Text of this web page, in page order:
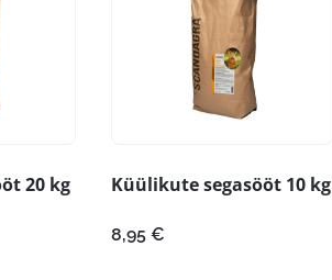
20 kg Küülikute segasööt 10 kg
8,95 €